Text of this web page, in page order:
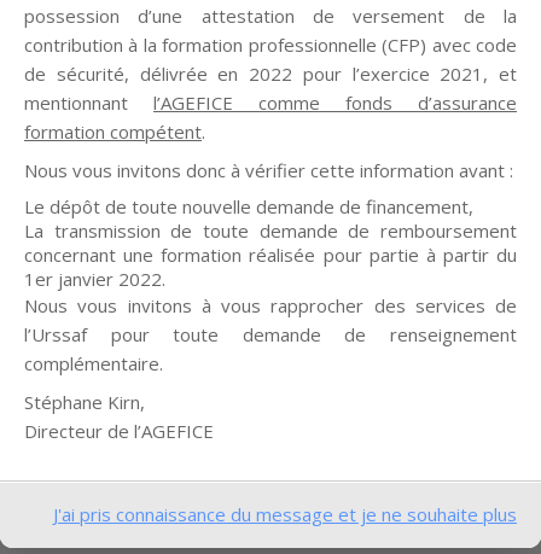
Design deElegant Themes| Propulsé par
WordPress
possession d’une attestation de versement de la
contribution à la formation professionnelle (CFP) avec code
de sécurité, délivrée en 2022 pour l’exercice 2021, et
mentionnant l’AGEFICE comme fonds d’assurance
formation compétent.
Nous vous invitons donc à vérifier cette information avant :
Le dépôt de toute nouvelle demande de financement,
La transmission de toute demande de remboursement
concernant une formation réalisée pour partie à partir du
1er janvier 2022.
Nous vous invitons à vous rapprocher des services de
l’Urssaf pour toute demande de renseignement
complémentaire.
Stéphane Kirn,
Directeur de l’AGEFICE
J'ai pris connaissance du message et je ne souhaite plus